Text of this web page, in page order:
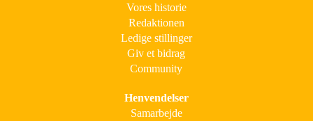
Vores historie
Redaktionen
Ledige stillinger
Giv et bidrag
Community
Henvendelser
Samarbejde